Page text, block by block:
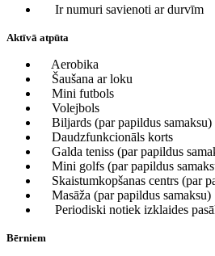
Ir numuri savienoti ar durvīm
Aktīvā atpūta
Aerobika
Šaušana ar loku
Mini futbols
Volejbols
Biljards (par papildus samaksu)
Daudzfunkcionāls korts
Galda teniss (par papildus
Mini golfs (par papildus
Skaistumkopšanas centrs (par
Masāža (par papildus samaksu)
Periodiski notiek izklaides
Bērniem